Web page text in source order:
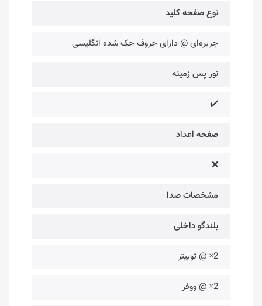
نوع صفحه کلید
جزیره‌ای @ دارای حروف حک شده انگلیسی
نور پس زمینه
✔️
صفحه اعداد
❌
مشخصات صدا
بلندگو داخلی
2× @ توییتر
2× @ ووفر